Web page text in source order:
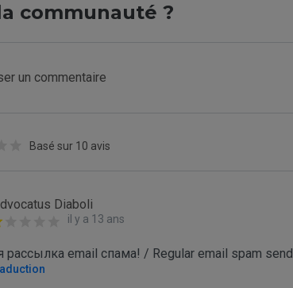
communauté ?
un commentaire
Basé sur 10 avis
Diaboli
il y a 13 ans
рассылка email спама! / Regular email spam